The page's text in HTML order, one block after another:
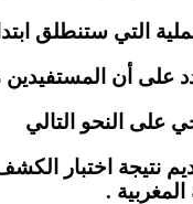
دجنبر تهم حصريا المواطنين المغاربة المقيمين فعلا
على أن
على النحو التالي
.